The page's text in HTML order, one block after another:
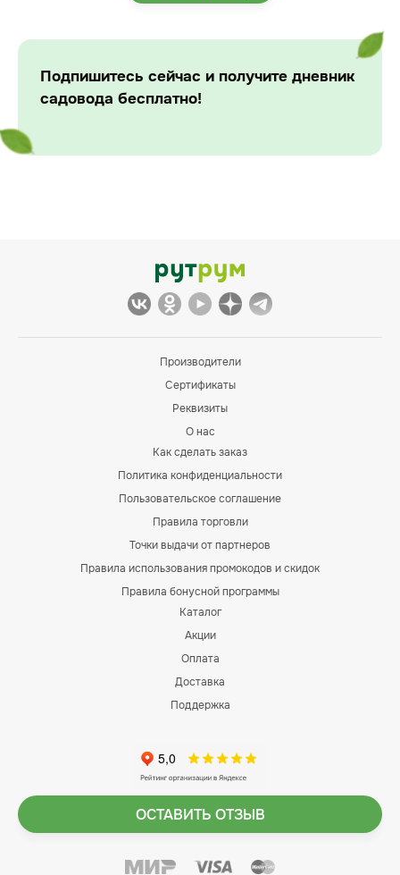
Подпишитесь сейчас и получите дневник
садовода бесплатно!
Производители
Сертификаты
Реквизиты
О нас
Как сделать заказ
Политика конфиденциальности
Пользовательское соглашение
Правила торговли
Точки выдачи от партнеров
Правила использования промокодов и скидок
Правила бонусной программы
Каталог
Акции
Оплата
Доставка
Поддержка
ОСТАВИТЬ ОТЗЫВ